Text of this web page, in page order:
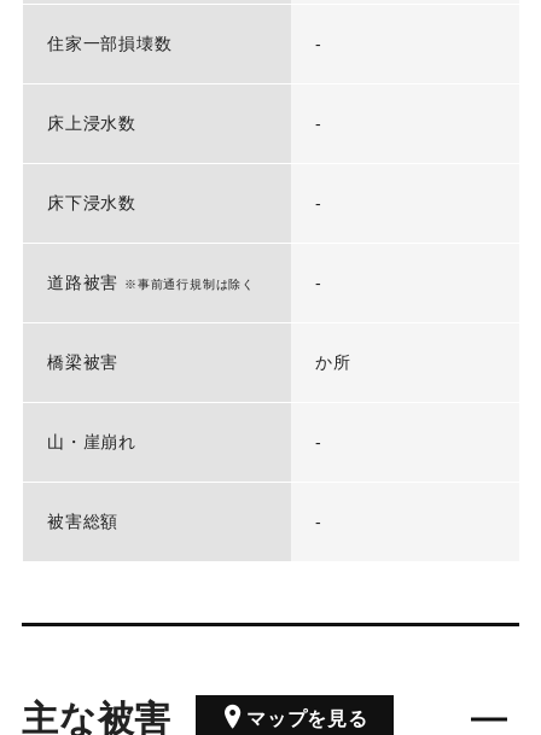
住家一部損壊数 -
床上浸水数 -
床下浸水数 -
道路被害 ※事前通行規制は除く -
橋梁被害 か所
山・崖崩れ -
被害総額 -
主な被害 マップを見る